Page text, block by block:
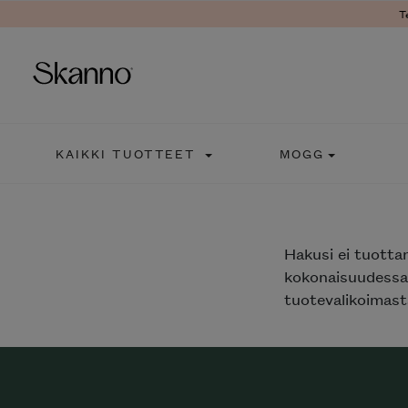
KAIKKI TUOTTEET MOGG
Hakusi ei